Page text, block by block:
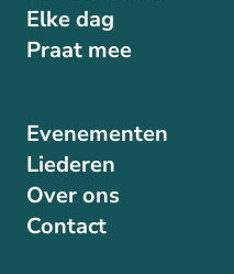
Elke dag
Praat mee
Evenementen
Liederen
Over ons
Contact